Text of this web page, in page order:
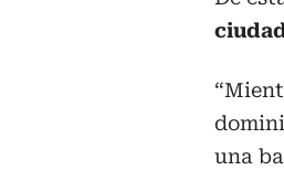
una